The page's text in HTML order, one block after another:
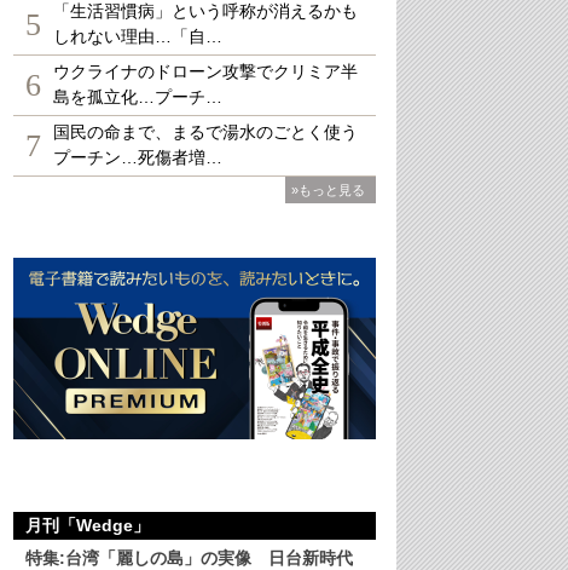
5
「生活習慣病」という呼称が消えるかも
しれない理由…「自…
6
ウクライナのドローン攻撃でクリミア半
島を孤立化…プーチ…
7
国民の命まで、まるで湯水のごとく使う
プーチン…死傷者増…
»もっと見る
月刊「Wedge」
特集:台湾「麗しの島」の実像 日台新時代